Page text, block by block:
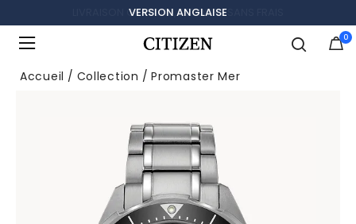
LIVRAISON GRATUITE, RETOURS SANS FRAIS
0
Accueil Collection Promaster Mer